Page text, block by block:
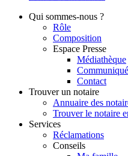
Qui sommes-nous ?
Rôle
Composition
Espace Presse
Médiathèque
Contact
Trouver un notaire
Annuaire des
Trouver le notaire
Services
Réclamations
Conseils